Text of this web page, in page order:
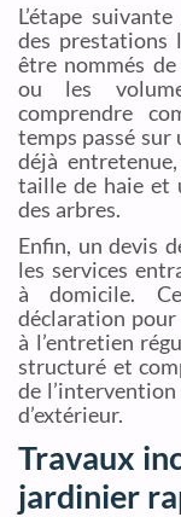
L’étape
des prestations
être nommés
ou les
comprendre
temps passé
déjà
taille de haie et
des arbres.
Enfin, un devis
les services
à domicile.
déclaration pour
à l’entretien
structuré et
de
d’extérieur.
Travaux
jardinier